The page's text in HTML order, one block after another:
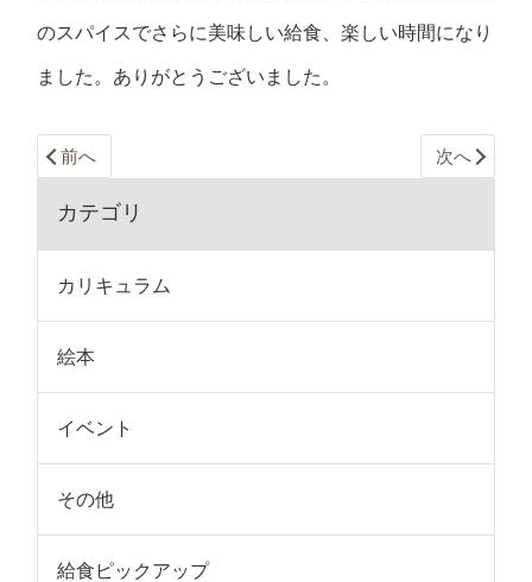
のスパイスでさらに美味しい給食、楽しい時間になり
ました。ありがとうございました。
前へ 次へ
カテゴリ
カリキュラム
絵本
イベント
その他
給食ピックアップ